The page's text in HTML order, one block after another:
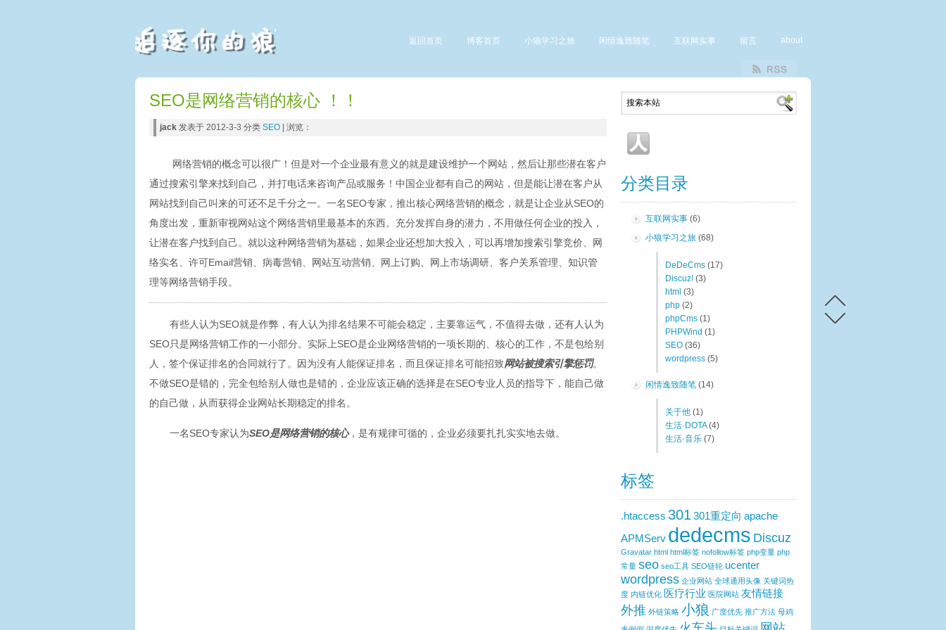
返回首页 博客首页 小狼学习之旅 闲情逸致随笔 互联网实事 留言 about
SEO是网络营销的核心 ！！
jack 发表于 2012-3-3 分类 SEO | 浏览：
网络营销的概念可以很广！但是对一个企业最有意义的就是建设维护一个网站，然后让那些潜在客户
通过搜索引擎来找到自己，并打电话来咨询产品或服务！中国企业都有自己的网站，但是能让潜在客户从
网站找到自己叫来的可还不足千分之一。一名SEO专家，推出核心网络营销的概念，就是让企业从SEO的
角度出发，重新审视网站这个网络营销里最基本的东西。充分发挥自身的潜力，不用做任何企业的投入，
让潜在客户找到自己。就以这种网络营销为基础，如果企业还想加大投入，可以再增加搜索引擎竞价、网
络实名、许可Email营销、病毒营销、网站互动营销、网上订购、网上市场调研、客户关系管理、知识管
理等网络营销手段。
有些人认为SEO就是作弊，有人认为排名结果不可能会稳定，主要靠运气，不值得去做，还有人认为
SEO只是网络营销工作的一小部分。实际上SEO是企业网络营销的一项长期的、核心的工作，不是包给别
人，签个保证排名的合同就行了。因为没有人能保证排名，而且保证排名可能招致网站被搜索引擎惩罚。
不做SEO是错的，完全包给别人做也是错的，企业应该正确的选择是在SEO专业人员的指导下，能自己做
的自己做，从而获得企业网站长期稳定的排名。
一名SEO专家认为SEO是网络营销的核心，是有规律可循的，企业必须要扎扎实实地去做。
分类目录
互联网实事 (6)
小狼学习之旅 (68)
DeDeCms (17)
Discuz! (3)
html (3)
php (2)
phpCms (1)
PHPWind (1)
SEO (36)
wordpress (5)
闲情逸致随笔 (14)
关于他 (1)
生活·DOTA(4)
生活·音乐 (7)
标签
.htaccess 301 301重定向 apache
APMServ dedecms Discuz
Gravatar html html标签 nofollow标签 php变量 php
常量 seo seo工具 SEO链轮 ucenter
wordpress 企业网站 全球通用头像 关键词热
度 内链优化 医疗行业 医院网站 友情链接
外推 外链策略 小狼 广度优先 推广方法 母鸡